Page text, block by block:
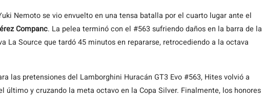
Nemoto se vio envuelto en una tensa batalla por el cuarto lugar ante el
Companc. La pelea terminó con el #563 sufriendo daños en la barra de la
La Source que tardó 45 minutos en repararse, retrocediendo a la octava
las pretensiones del Lamborghini Huracán GT3 Evo #563, Hites volvió a
último y cruzando la meta octavo en la Copa Silver. Finalmente, los honores